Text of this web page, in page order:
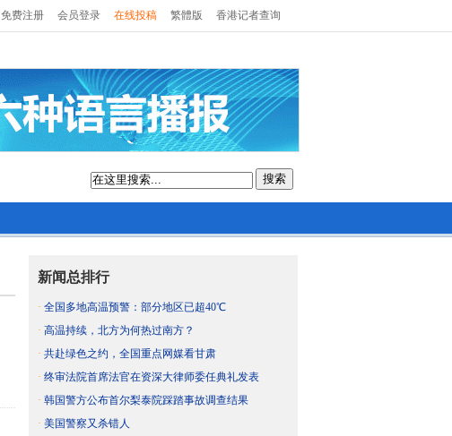
免费注册 会员登录 在线投稿 繁體版 香港记者查询
搜索
新闻总排行
· 全国多地高温预警：部分地区已超40℃
· 高温持续，北方为何热过南方？
· 共赴绿色之约，全国重点网媒看甘肃
· 终审法院首席法官在资深大律师委任典礼发表
· 韩国警方公布首尔梨泰院踩踏事故调查结果
· 美国警察又杀错人